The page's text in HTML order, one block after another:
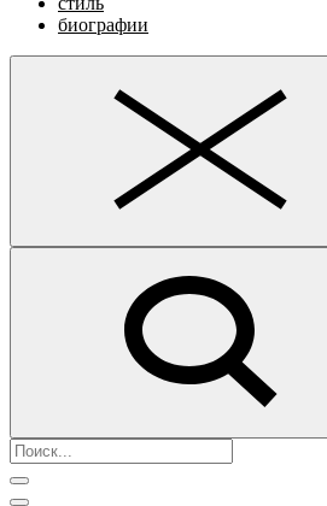
биографии